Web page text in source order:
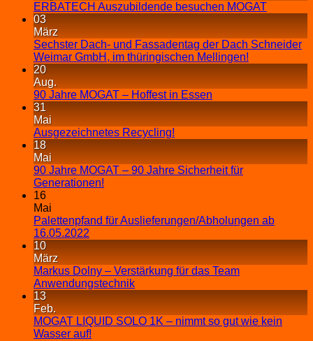
ERBATECH Auszubildende besuchen MOGAT
03
März
Sechster Dach- und Fassadentag der Dach Schneider
Weimar GmbH, im thüringischen Mellingen!
20
Aug.
90 Jahre MOGAT – Hoffest in Essen
31
Mai
Ausgezeichnetes Recycling!
18
Mai
90 Jahre MOGAT – 90 Jahre Sicherheit für
Generationen!
16
Mai
Palettenpfand für Auslieferungen/Abholungen ab
16.05.2022
10
März
Markus Dolny – Verstärkung für das Team
Anwendungstechnik
13
Feb.
MOGAT LIQUID SOLO 1K – nimmt so gut wie kein
Wasser auf!